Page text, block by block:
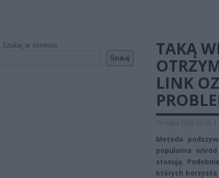
Szukaj w serwisie
Szukaj
TAKĄ
LINK
13 maja 2024 15:06 |
Metoda
popularna
stosują.
których korzysta